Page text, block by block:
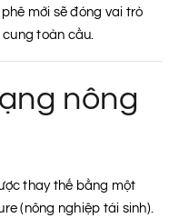
mới sẽ đóng vai trò
toàn cầu.
nông
thay thế bằng một
(nông nghiệp tái sinh).